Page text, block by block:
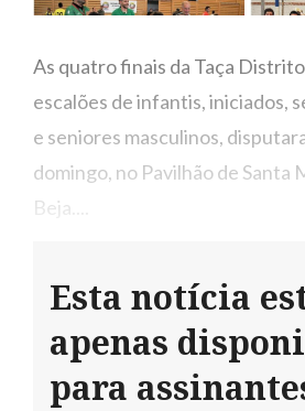
As quatro finais da Taça
escalões de infantis, iniciados,
e seniores masculinos,
domingo, no Pavilhão de Santa
Beja....
Esta notícia
apenas
para